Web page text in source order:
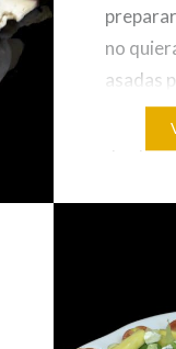
no
asadas
mucho